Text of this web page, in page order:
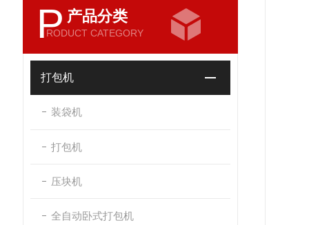
P 产品分类
RODUCT CATEGORY
打包机
装袋机
打包机
压块机
全自动卧式打包机